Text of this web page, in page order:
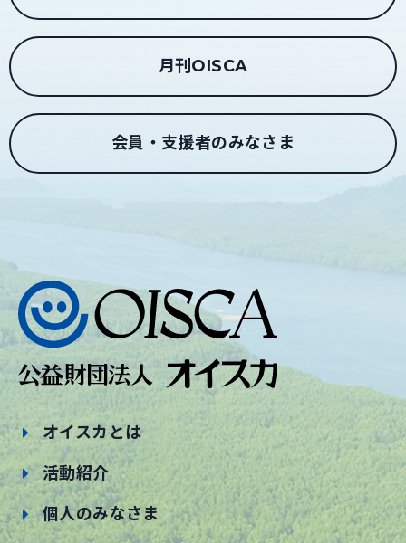
月刊OISCA
会員・支援者のみなさま
オイスカとは
活動紹介
個人のみなさま